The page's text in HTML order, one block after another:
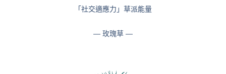
「社交適應力」草派能量
— 玫瑰草 —